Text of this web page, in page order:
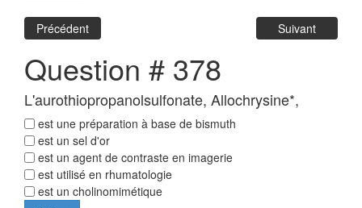
Précédent Suivant
Question # 378
L'aurothiopropanolsulfonate, Allochrysine*,
est une préparation à base de bismuth
est un sel d'or
est un agent de contraste en imagerie
est utilisé en rhumatologie
est un cholinomimétique